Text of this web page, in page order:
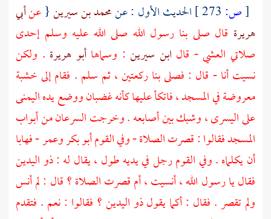
[ص: الحديث الأول : عنمحمد بن سيرين{عنأبي
هريرة قال صلى بنا رسول الله صلى الله عليه وسلم إحدى
صلاتي العشي - قال ابن سيرين : وسماهاأبو هريرة . ولكن
نسيت أنا - قال : فصلى بنا ركعتين ، ثم سلم . فقام إلى خشبة
معروضة في المسجد ، فاتكأ عليها كأنه غضبان ووضع يده اليمنى
على اليسرى ، وشبك بين أصابعه . وخرجت السرعان من أبواب
المسجد فقالوا : قصرت الصلاة - وفي القومأبو بكروعمر- فهابا
أن يكلماه . وفي القوم رجل في يديه طول ، يقال له : ذو اليدين
فقال يا رسول الله ، أنسيت ، أم قصرت الصلاة ؟ قال : لم أنس
ولم تقصر . فقال : أكما يقول ذو اليدين ؟ فقالوا : نعم . فتقدم